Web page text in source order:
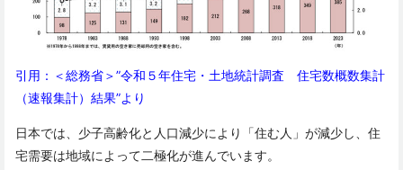
引用：＜総務省＞”令和５年住宅・土地統計調査 住宅数概数集計
（速報集計）結果”より
日本では、少子高齢化と人口減少により「住む人」が減少し、 住
宅需要は地域によって二極化が進んでいます。